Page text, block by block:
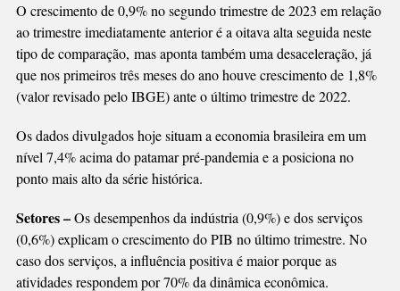
O crescimento de 0,9% no segundo trimestre de 2023 em relação
ao trimestre imediatamente anterior é a oitava alta seguida neste
tipo de comparação, mas aponta também uma desaceleração, já
que nos primeiros três meses do ano houve crescimento de 1,8%
(valor revisado pelo IBGE) ante o último trimestre de 2022.
Os dados divulgados hoje situam a economia brasileira em um
nível 7,4% acima do patamar pré-pandemia e a posiciona no
ponto mais alto da série histórica.
Setores –Os desempenhos da indústria (0,9%) e dos serviços
(0,6%) explicam o crescimento do PIB no último trimestre. No
caso dos serviços, a influência positiva é maior porque as
atividades respondem por 70% da dinâmica econômica.